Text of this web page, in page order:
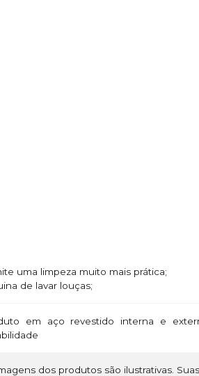
uma limpeza muito mais prática;
de lavar louças;
em aço revestido interna e
dos produtos são ilustrativas.